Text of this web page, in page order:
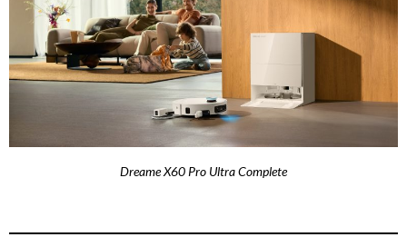
Dreame X60 Pro Ultra Complete